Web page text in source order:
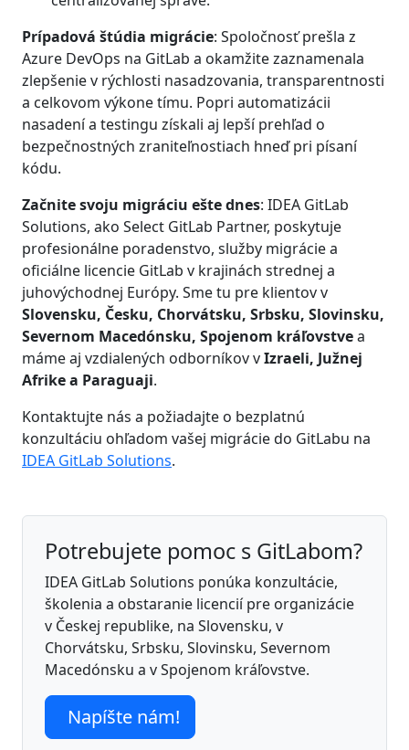
Prípadová štúdia migrácie: Spoločnosť prešla z
Azure DevOps na GitLab a okamžite zaznamenala
zlepšenie v rýchlosti nasadzovania, transparentnosti
a celkovom výkone tímu. Popri automatizácii
nasadení a testingu získali aj lepší prehľad o
bezpečnostných zraniteľnostiach hneď pri písaní
kódu.
Začnite svoju migráciu ešte dnes: IDEA GitLab
Solutions, ako Select GitLab Partner, poskytuje
profesionálne poradenstvo, služby migrácie a
oficiálne licencie GitLab v krajinách strednej a
juhovýchodnej Európy. Sme tu pre klientov v
Slovensku, Česku, Chorvátsku, Srbsku, Slovinsku,
Severnom Macedónsku, Spojenom kráľovstvea
máme aj vzdialených odborníkov vIzraeli, Južnej
Afrike a Paraguaji.
Kontaktujte nás a požiadajte o bezplatnú
konzultáciu ohľadom vašej migrácie do GitLabu na
IDEA GitLab Solutions.
Potrebujete pomoc s GitLabom?
IDEA GitLab Solutions ponúka konzultácie,
školenia a obstaranie licencií pre organizácie
v Českej republike, na Slovensku, v
Chorvátsku, Srbsku, Slovinsku, Severnom
Macedónsku a v Spojenom kráľovstve.
Napíšte nám!